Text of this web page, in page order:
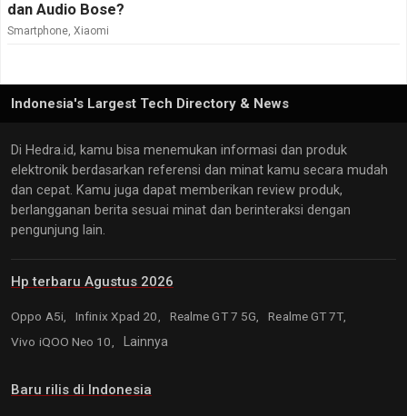
dan Audio Bose?
Smartphone, Xiaomi
Indonesia's Largest Tech Directory & News
Di Hedra.id, kamu bisa menemukan informasi dan produk
elektronik berdasarkan referensi dan minat kamu secara mudah
dan cepat. Kamu juga dapat memberikan review produk,
berlangganan berita sesuai minat dan berinteraksi dengan
pengunjung lain.
Hp terbaru Agustus 2026
Oppo A5i, Infinix Xpad 20, Realme GT 7 5G,
Realme GT 7T,
Vivo iQOO Neo 10,
Lainnya
Baru rilis di Indonesia